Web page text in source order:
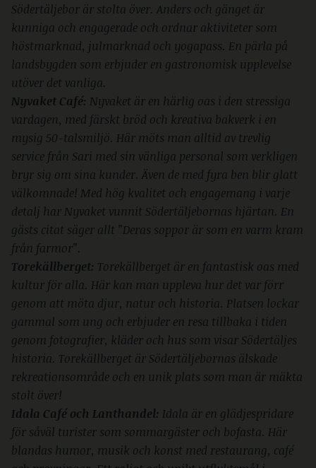
Södertäljebor är stolta över. Anders och gänget är
kunniga och engagerade och ordnar aktiviteter som
höstmarknad, julmarknad och yogapass. En pärla på
landsbygden som erbjuder en gastronomisk upplevelse
utöver det vanliga.
Nyvaket Café: Nyvaket är en härlig oas i den stressiga
vardagen, med färskt bröd och kreativa bakverk i en
mysig 50-talsmiljö. Här möts man alltid av trevlig
service från Sari med sin vänliga personal som verkligen
bryr sig om sina kunder. Även de med fyra ben blir glatt
välkomnade! Med hög kvalitet och engagemang i varje
detalj har Nyvaket vunnit Södertäljebornas hjärtan. En
gästs citat säger allt ”Deras soppor är som en varm kram
från farmor”.
Torekällberget: Torekällberget är en fantastisk oas med
kultur för alla. Här kan man uppleva hur det var förr
genom att möta djur, natur och historia. Platsen lockar
gammal som ung och erbjuder en resa tillbaka i tiden
genom fotografier, kläder och hus som visar Södertäljes
historia. Torekällberget är Södertäljebornas älskade
rekreationsområde och en unik plats som man är mäkta
stolt över!
Idala Café och Lanthandel: Idala är en glädjespridare
för såväl turister som sommargäster och bofasta. Här
blandas humor, musik och konst med restaurang, café